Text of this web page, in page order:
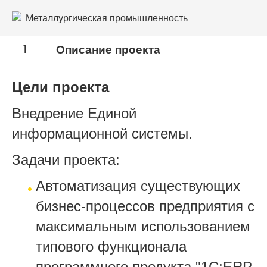
Металлургическая промышленность
1 Описание проекта
Цели проекта
Внедрение Единой
информационной системы.
Задачи проекта:
Автоматизация существующих
бизнес-процессов предприятия с
максимальным использованием
типового функционала